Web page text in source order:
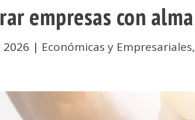
empresas con alma
2026 | Económicas y Empresariales,